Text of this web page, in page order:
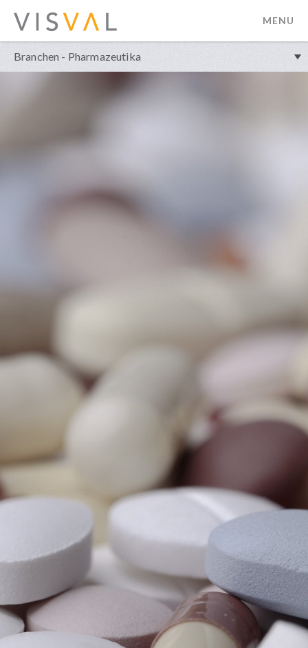
MENU
Branchen - Pharmazeutika